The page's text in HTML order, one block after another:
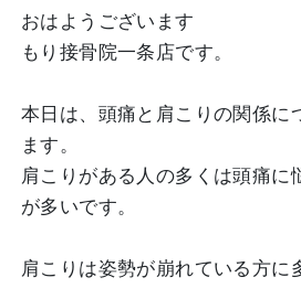
おはようございます
もり接骨院一条店です。
本日は、頭痛と肩こりの関係に
ます。
肩こりがある人の多くは頭痛に
が多いです。
肩こりは姿勢が崩れている方に